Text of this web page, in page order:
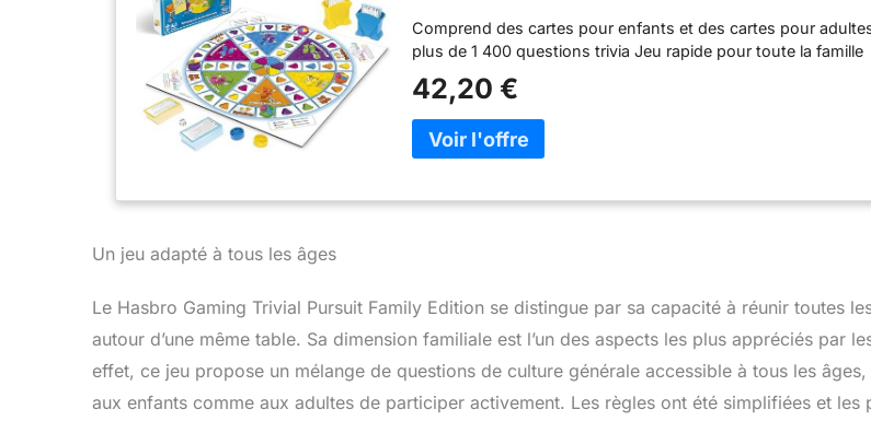
Comprend des cartes pour enfants et des cartes pour
plus de 1 400 questions trivia Jeu rapide pour toute la famille
42,20 €
Un jeu adapté à tous les âges
Le Hasbro Gaming Trivial Pursuit Family Edition se distingue par sa capacité à réunir toutes
autour d’une même table. Sa dimension familiale est l’un des aspects les plus appréciés par
effet, ce jeu propose un mélange de questions de culture générale accessible à tous les
aux enfants comme aux adultes de participer activement. Les règles ont été simplifiées et les